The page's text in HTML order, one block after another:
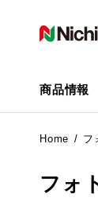
商品情報
Home フ
フォ